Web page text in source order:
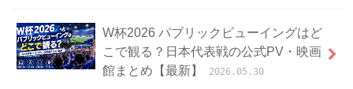
W杯2026 パブリックビューイングはど
こで観る？日本代表戦の公式PV・映画
館まとめ【最新】
2026.05.30